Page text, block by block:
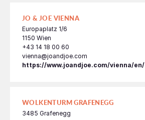
JO & JOE VIENNA
Europaplatz 1/6
1150 Wien
+43 14 18 00 60
vienna@joandjoe.com
https://www.joandjoe.com/vienna/en/
WOLKENTURM GRAFENEGG
3485 Grafenegg